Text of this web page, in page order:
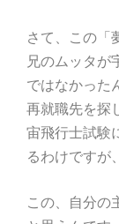
さて、この「
兄のムッタが
ではなかった
再就職先を探
宙飛行士試験
るわけですが
この、自分の